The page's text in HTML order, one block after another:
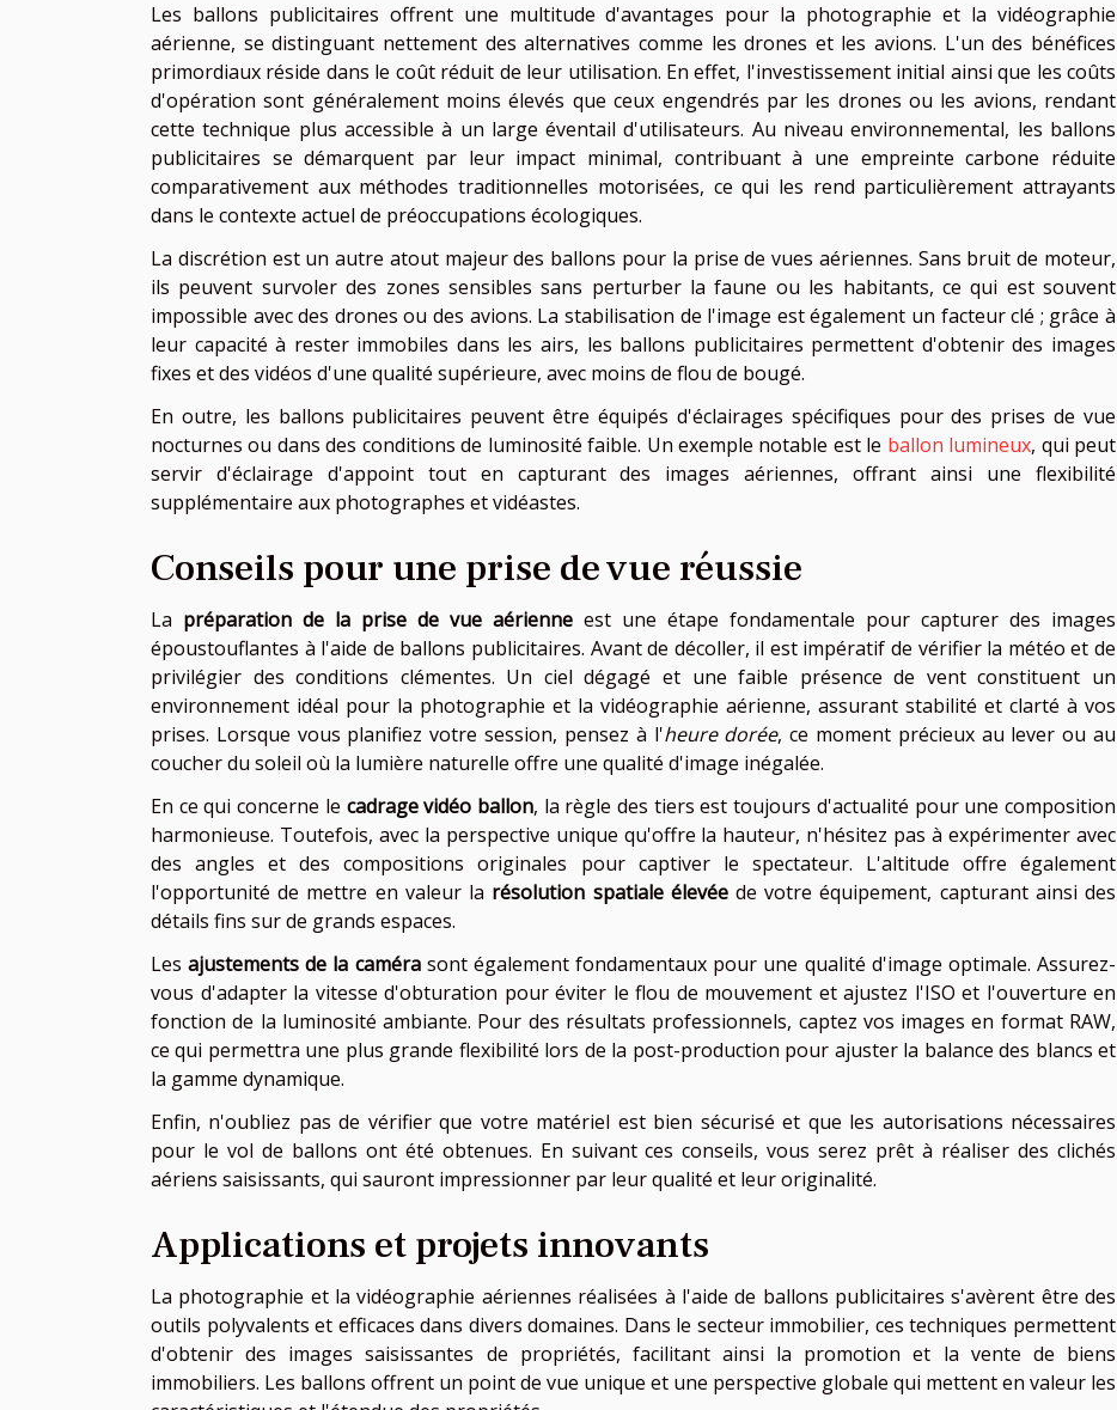
Les ballons publicitaires offrent une multitude d'avantages pour la photographie et la vidéographie
aérienne, se distinguant nettement des alternatives comme les drones et les avions. L'un des bénéfices
primordiaux réside dans le coût réduit de leur utilisation. En effet, l'investissement initial ainsi que les coûts
d'opération sont généralement moins élevés que ceux engendrés par les drones ou les avions, rendant
cette technique plus accessible à un large éventail d'utilisateurs. Au niveau environnemental, les ballons
publicitaires se démarquent par leur impact minimal, contribuant à une empreinte carbone réduite
comparativement aux méthodes traditionnelles motorisées, ce qui les rend particulièrement attrayants
dans le contexte actuel de préoccupations écologiques.
La discrétion est un autre atout majeur des ballons pour la prise de vues aériennes. Sans bruit de moteur,
ils peuvent survoler des zones sensibles sans perturber la faune ou les habitants, ce qui est souvent
impossible avec des drones ou des avions. La stabilisation de l'image est également un facteur clé ; grâce à
leur capacité à rester immobiles dans les airs, les ballons publicitaires permettent d'obtenir des images
fixes et des vidéos d'une qualité supérieure, avec moins de flou de bougé.
En outre, les ballons publicitaires peuvent être équipés d'éclairages spécifiques pour des prises de vue
nocturnes ou dans des conditions de luminosité faible. Un exemple notable est le ballon lumineux, qui peut
servir d'éclairage d'appoint tout en capturant des images aériennes, offrant ainsi une flexibilité
supplémentaire aux photographes et vidéastes.
Conseils pour une prise de vue réussie
La préparation de la prise de vue aérienne est une étape fondamentale pour capturer des images
époustouflantes à l'aide de ballons publicitaires. Avant de décoller, il est impératif de vérifier la météo et de
privilégier des conditions clémentes. Un ciel dégagé et une faible présence de vent constituent un
environnement idéal pour la photographie et la vidéographie aérienne, assurant stabilité et clarté à vos
prises. Lorsque vous planifiez votre session, pensez à l'heure dorée, ce moment précieux au lever ou au
coucher du soleil où la lumière naturelle offre une qualité d'image inégalée.
En ce qui concerne le cadrage vidéo ballon, la règle des tiers est toujours d'actualité pour une composition
harmonieuse. Toutefois, avec la perspective unique qu'offre la hauteur, n'hésitez pas à expérimenter avec
des angles et des compositions originales pour captiver le spectateur. L'altitude offre également
l'opportunité de mettre en valeur la résolution spatiale élevéede votre équipement, capturant ainsi des
détails fins sur de grands espaces.
Lesajustements de la camérasont également fondamentaux pour une qualité d'image optimale. Assurez-
vous d'adapter la vitesse d'obturation pour éviter le flou de mouvement et ajustez l'ISO et l'ouverture en
fonction de la luminosité ambiante. Pour des résultats professionnels, captez vos images en format RAW,
ce qui permettra une plus grande flexibilité lors de la post-production pour ajuster la balance des blancs et
la gamme dynamique.
Enfin, n'oubliez pas de vérifier que votre matériel est bien sécurisé et que les autorisations nécessaires
pour le vol de ballons ont été obtenues. En suivant ces conseils, vous serez prêt à réaliser des clichés
aériens saisissants, qui sauront impressionner par leur qualité et leur originalité.
Applications et projets innovants
La photographie et la vidéographie aériennes réalisées à l'aide de ballons publicitaires s'avèrent être des
outils polyvalents et efficaces dans divers domaines. Dans le secteur immobilier, ces techniques permettent
d'obtenir des images saisissantes de propriétés, facilitant ainsi la promotion et la vente de biens
immobiliers. Les ballons offrent un point de vue unique et une perspective globale qui mettent en valeur les